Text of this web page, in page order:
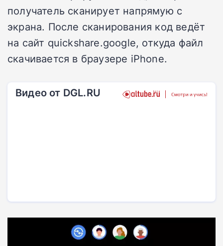
получатель сканирует напрямую с
экрана. После сканирования код ведёт
на сайт quickshare.google, откуда файл
скачивается в браузере iPhone.
Видео от DGL.RU